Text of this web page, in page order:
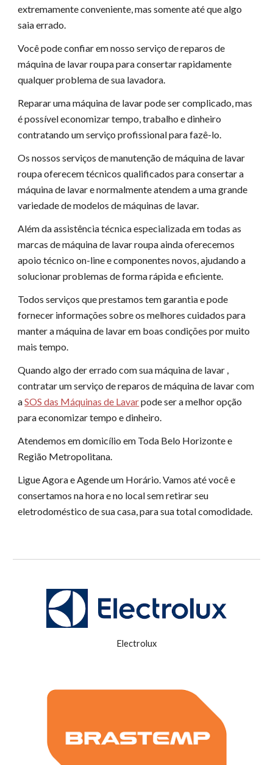
extremamente conveniente, mas somente até que algo
saia errado.
Você pode confiar em nosso serviço de reparos de
máquina de lavar roupa para consertar rapidamente
qualquer problema de sua lavadora.
Reparar uma máquina de lavar pode ser complicado, mas
é possível economizar tempo, trabalho e dinheiro
contratando um serviço profissional para fazê-lo.
Os nossos serviços de manutenção de máquina de lavar
roupa oferecem técnicos qualificados para consertar a
máquina de lavar e normalmente atendem a uma grande
variedade de modelos de máquinas de lavar.
Além da assistência técnica especializada em todas as
marcas de máquina de lavar roupa ainda oferecemos
apoio técnico on-line e componentes novos, ajudando a
solucionar problemas de forma rápida e eficiente.
Todos serviços que prestamos tem garantia e pode
fornecer informações sobre os melhores cuidados para
manter a máquina de lavar em boas condições por muito
mais tempo.
Quando algo der errado com sua máquina de lavar ,
contratar um serviço de reparos de máquina de lavar com
aSOS das Máquinas de Lavarpode ser a melhor opção
para economizar tempo e dinheiro.
Atendemos em domicílio em Toda Belo Horizonte e
Região Metropolitana.
Ligue Agora e Agende um Horário. Vamos até você e
consertamos na hora e no local sem retirar seu
eletrodoméstico de sua casa, para sua total comodidade.
Electrolux